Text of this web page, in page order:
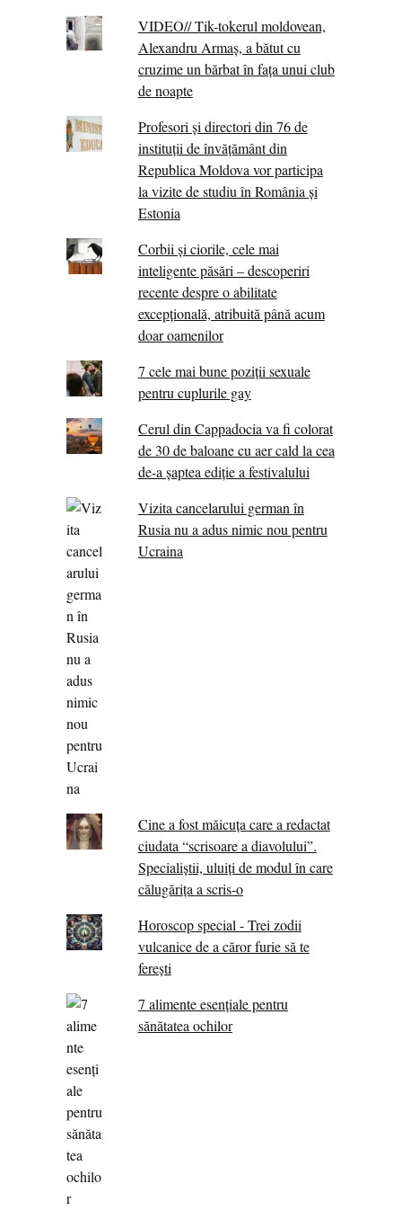
VIDEO// Tik-tokerul moldovean,
Alexandru Armaș, a bătut cu
cruzime un bărbat în fața unui club
de noapte
Profesori și directori din 76 de
instituții de învățământ din
Republica Moldova vor participa
la vizite de studiu în România și
Estonia
Corbii şi ciorile, cele mai
inteligente păsări – descoperiri
recente despre o abilitate
excepţională, atribuită până acum
doar oamenilor
7 cele mai bune poziții sexuale
pentru cuplurile gay
Cerul din Cappadocia va fi colorat
de 30 de baloane cu aer cald la cea
de-a șaptea ediție a festivalului
Vizita cancelarului german în
Rusia nu a adus nimic nou pentru
Ucraina
Cine a fost măicuţa care a redactat
ciudata “scrisoare a diavolului”.
Specialiştii, uluiţi de modul în care
călugărița a scris-o
Horoscop special - Trei zodii
vulcanice de a căror furie să te
ferești
7 alimente esenţiale pentru
sănătatea ochilor